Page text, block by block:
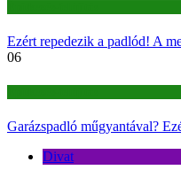
Ezért repedezik a padlód! A
06
Garázspadló műgyantával?
Divat